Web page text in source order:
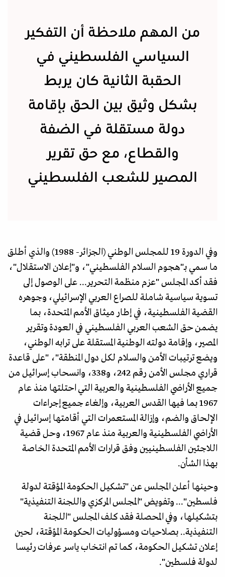
من المهم ملاحظة أن التفكير
السياسي الفلسطيني في
الحقبة الثانية كان يربط
بشكل وثيق بين الحق بإقامة
دولة مستقلة في الضفة
والقطاع، مع حق تقرير
المصير للشعب الفلسطيني
وفي الدورة 19 للمجلس الوطني (الجزائر- 1988) والذي أطلق
ما سمي بـ"هجوم السلام الفلسطيني"، و"إعلان الاستقلال"،
فقد أكد المجلس "عزم منظمة التحرير... على الوصول إلى
تسوية سياسية شاملة للصراع العربي الإسرائيلي، وجوهره
القضية الفلسطينية، في إطار ميثاق الأمم المتحدة، بما
يضمن حق الشعب العربي الفلسطيني في العودة وتقرير
المصير، وإقامة دولته الوطنية المستقلة على ترابه الوطني،
ويضع ترتيبات الأمن والسلام لكل دول المنطقة"، "على قاعدة
قراري مجلس الأمن رقم 242، و338، وانسحاب إسرائيل من
جميع الأراضي الفلسطينية والعربية التي احتلتها منذ عام
1967 بما فيها القدس العربية، وإلغاء جميع إجراءات
الإلحاق والضم، وإزالة المستعمرات التي أقامتها إسرائيل في
الأراضي الفلسطينية والعربية منذ عام 1967، وحل قضية
اللاجئين الفلسطينيين وفق قرارات الأمم المتحدة الخاصة
بهذا الشأن.
وحينها أعلن المجلس عن "تشكيل الحكومة المؤقتة لدولة
فلسطين"... وتفويض "المجلس المركزي واللجنة التنفيذية"
بتشكيلها، وفي المحصلة فقد كلف المجلس "اللجنة
التنفيذية.. بصلاحيات ومسؤوليات الحكومة المؤقتة، لحين
إعلان تشكيل الحكومة، كما تم انتخاب ياسر عرفات رئيسا
لدولة فلسطين".